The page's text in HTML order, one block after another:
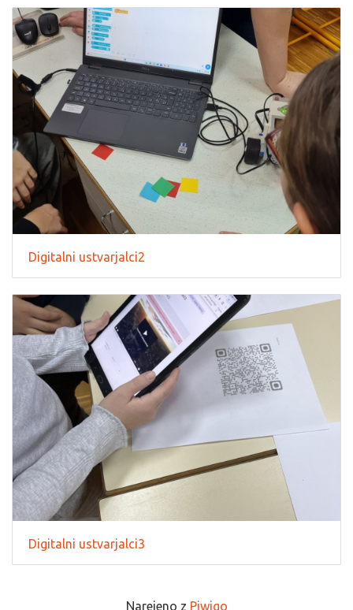
Digitalni ustvarjalci2
Digitalni ustvarjalci3
Narejeno z Piwigo